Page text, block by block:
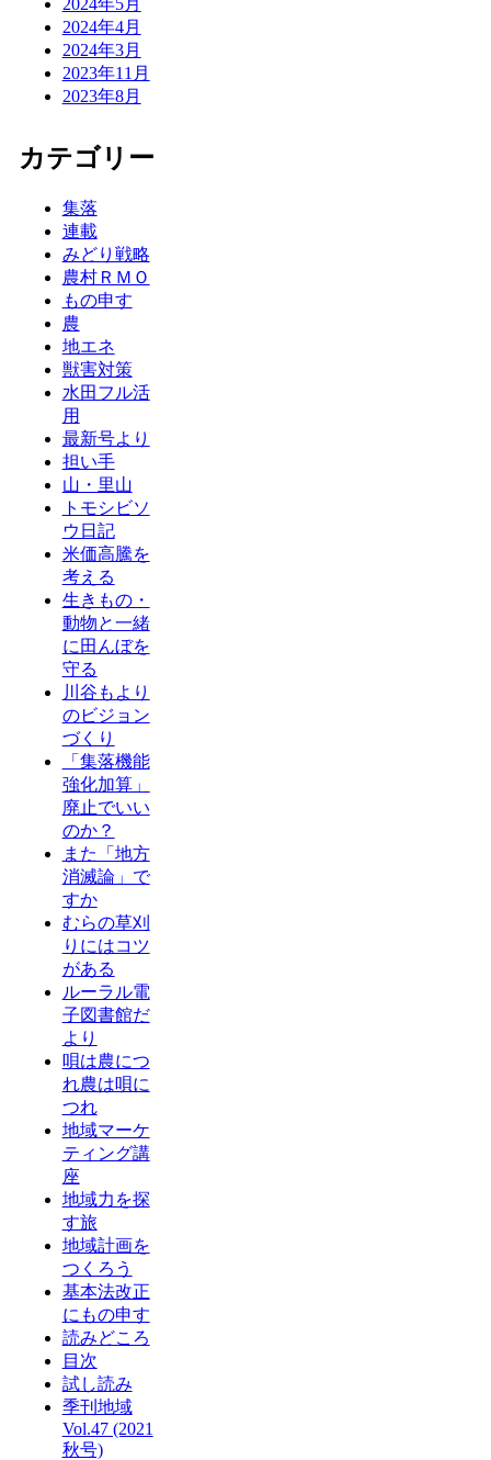
2024年5月
2024年4月
2024年3月
2023年11月
2023年8月
カテゴリー
集落
連載
みどり戦略
農村ＲＭＯ
もの申す
農
地エネ
獣害対策
水田フル活
用
最新号より
担い手
山・里山
トモシビソ
ウ日記
米価高騰を
考える
生きもの・
動物と一緒
に田んぼを
守る
川谷もより
のビジョン
づくり
「集落機能
強化加算」
廃止でいい
のか？
また「地方
消滅論」で
すか
むらの草刈
りにはコツ
がある
ルーラル電
子図書館だ
より
唄は農につ
れ農は唄に
つれ
地域マーケ
ティング講
座
地域力を探
す旅
地域計画を
つくろう
基本法改正
にもの申す
読みどころ
目次
試し読み
季刊地域
Vol.47 (2021
秋号)